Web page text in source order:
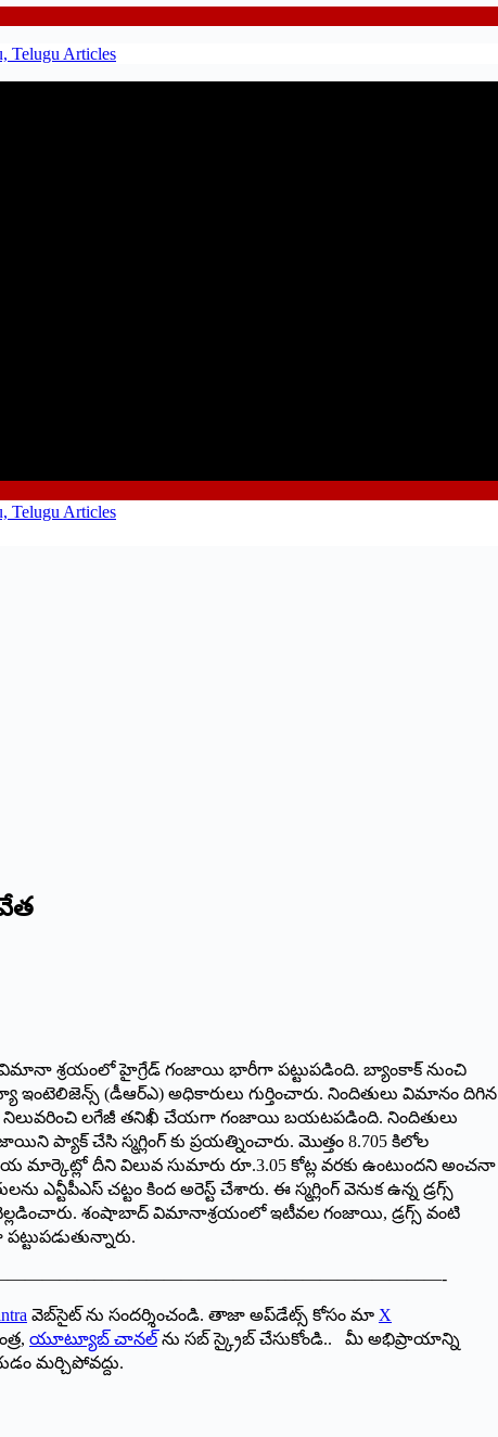
శ్రయంలో హైగ్రేడ్ గంజాయి భారీగా పట్టుపడింది. బ్యాంకాక్ నుంచి
ఇంటెలిజెన్స్ (డీఆర్ఎ) అధికారులు గుర్తించారు. నిందితులు విమానం దిగిన
లగేజీ తనిఖీ చేయగా గంజాయి బయటపడింది. నిందితులు
ప్యాక్ చేసి స్మగ్లింగ్ కు ప్రయత్నించారు. మొత్తం 8.705 కిలోల
మార్కెట్లో దీని విలువ సుమారు రూ.3.05 కోట్ల వరకు ఉంటుందని అంచనా
చట్టం కింద అరెస్ట్ చేశారు. ఈ స్మగ్లింగ్ వెనుక ఉన్న డ్రగ్స్
వెల్లడించారు. శంషాబాద్ విమానాశ్రయంలో ఇటీవల గంజాయి, డ్రగ్స్ వంటి
వెబ్‌సైట్ ను సందర్శించండి. తాజా అప్‌డేట్స్ కోసం మా X
యూట్యూబ్ చానల్ ను సబ్ స్క్రైబ్ చేసుకోండి.. మీ అభిప్రాయాన్ని
మర్చిపోవద్దు.